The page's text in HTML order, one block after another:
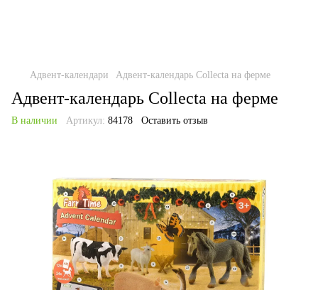
Адвент-календари Адвент-календарь Collecta на ферме
Адвент-календарь Collecta на ферме
В наличии Артикул: 84178 Оставить отзыв